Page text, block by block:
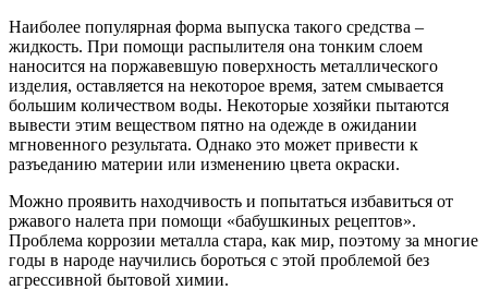
Наиболее популярная форма выпуска такого средства –
жидкость. При помощи распылителя она тонким слоем
наносится на поржавевшую поверхность металлического
изделия, оставляется на некоторое время, затем смывается
большим количеством воды. Некоторые хозяйки пытаются
вывести этим веществом пятно на одежде в ожидании
мгновенного результата. Однако это может привести к
разъеданию материи или изменению цвета окраски.
Можно проявить находчивость и попытаться избавиться от
ржавого налета при помощи «бабушкиных рецептов».
Проблема коррозии металла стара, как мир, поэтому за многие
годы в народе научились бороться с этой проблемой без
агрессивной бытовой химии.